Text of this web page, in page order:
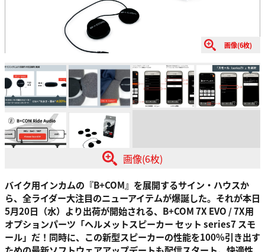
画像(6枚)
画像(6枚)
バイク用インカムの『B+COM』を展開するサイン・ハウスか
ら、全ライダー大注目のニューアイテムが爆誕した。それが本日
5月20日（水）より出荷が開始される、B+COM 7X EVO / 7X用
オプションパーツ「ヘルメットスピーカー セット series7 スモ
ール」だ！同時に、この新型スピーカーの性能を100%引き出す